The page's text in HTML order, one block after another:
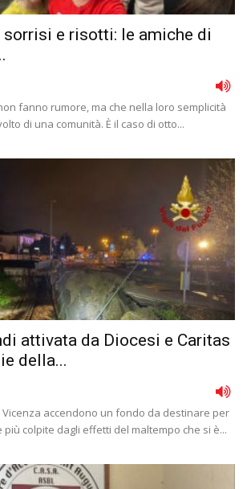
sorrisi e risotti: le amiche di
fanno rumore, ma che nella loro semplicità
di una comunità. È il caso di otto...
attivata da Diocesi e Caritas
della...
Vicenza accendono un fondo da destinare per
più colpite dagli effetti del maltempo che si è...